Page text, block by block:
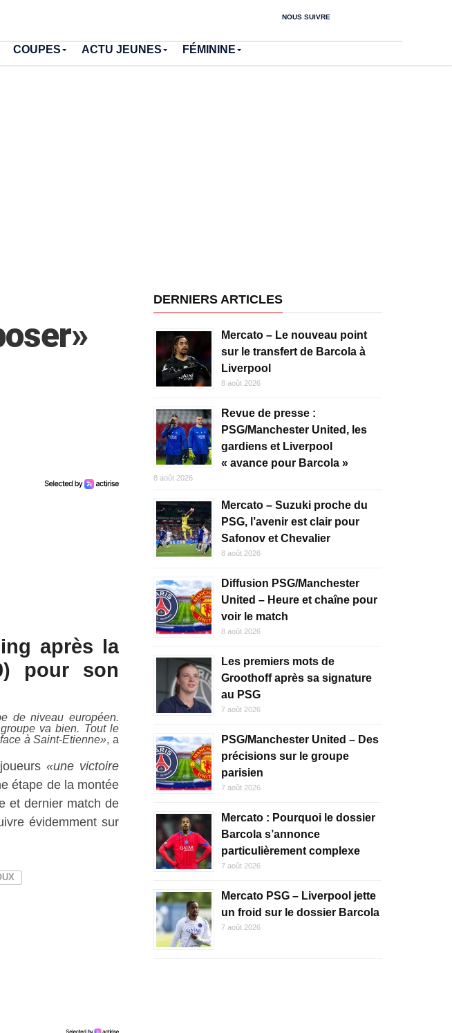
NOUS SUIVRE
COUPES ACTU JEUNES FÉMININE
après la
pour son
de niveau européen.
va bien. Tout le
à Saint-Etienne», a
«une victoire
étape de la montée
et dernier match de
évidemment sur
DERNIERS ARTICLES
Mercato – Le nouveau point
sur le transfert de Barcola à
Liverpool
8 août 2026
Revue de presse :
PSG/Manchester United, les
gardiens et Liverpool
« avance pour Barcola »
8 août 2026
Mercato – Suzuki proche du
PSG, l’avenir est clair pour
Safonov et Chevalier
8 août 2026
Diffusion PSG/Manchester
United – Heure et chaîne pour
voir le match
8 août 2026
Les premiers mots de
Groothoff après sa signature
au PSG
7 août 2026
PSG/Manchester United – Des
précisions sur le groupe
parisien
7 août 2026
Mercato : Pourquoi le dossier
Barcola s’annonce
particulièrement complexe
7 août 2026
Mercato PSG – Liverpool jette
un froid sur le dossier Barcola
7 août 2026